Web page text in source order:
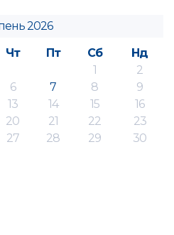
2026
Чт Пт Сб
Нд
1
2
6 7 8
9
13 14 15
16
20 21 22
23
27 28 29
30